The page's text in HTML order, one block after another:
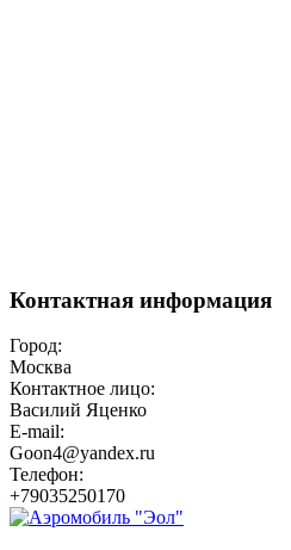
Контактная информация
Город:
Москва
Контактное лицо:
Василий Яценко
E-mail:
Goon4@yandex.ru
Телефон:
+79035250170